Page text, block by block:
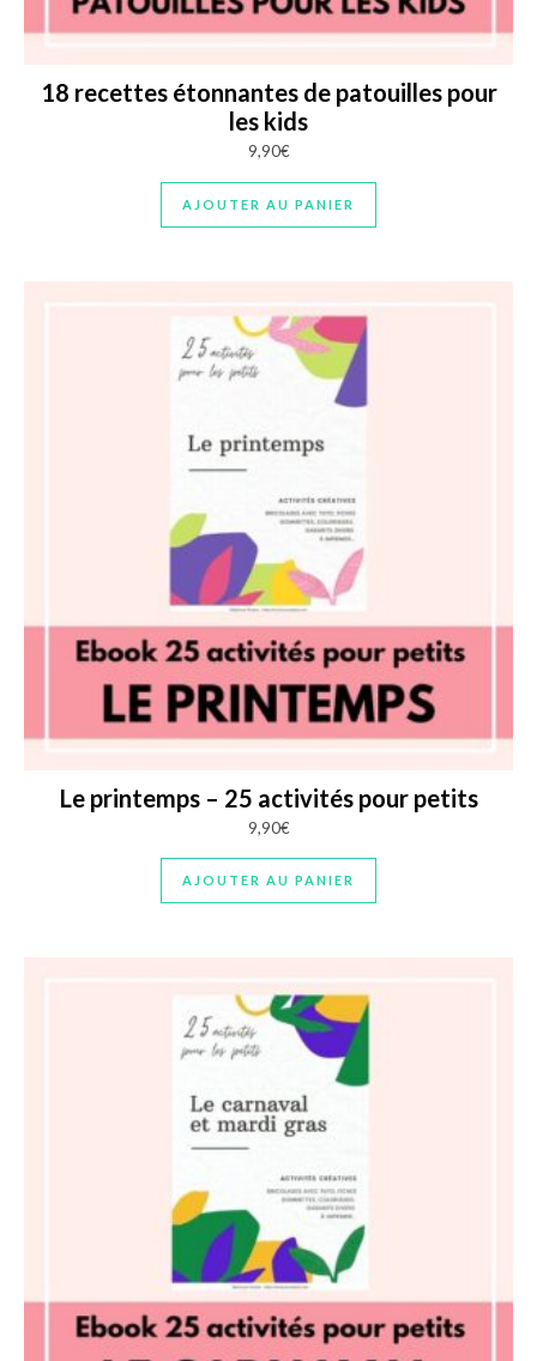
18 recettes étonnantes de patouilles pour
les kids
9,90€
AJOUTER AU PANIER
Le printemps – 25 activités pour petits
9,90€
AJOUTER AU PANIER